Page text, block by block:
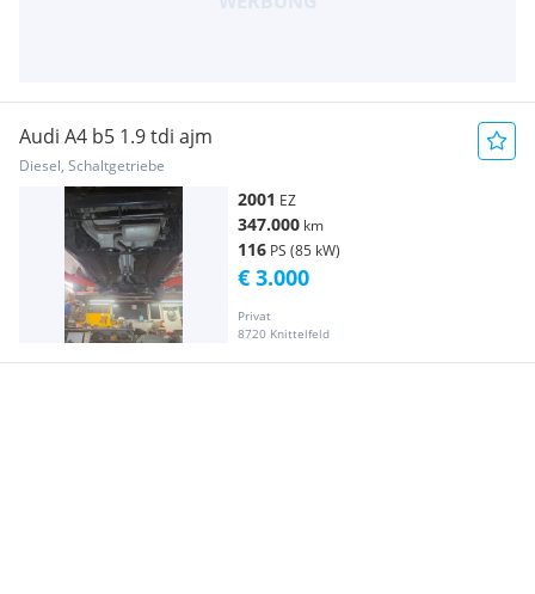
Audi A4 b5 1.9 tdi ajm
Diesel, Schaltgetriebe
2001 EZ
347.000 km
116 PS (85 kW)
Privat
8720 Knittelfeld
€ 3.000